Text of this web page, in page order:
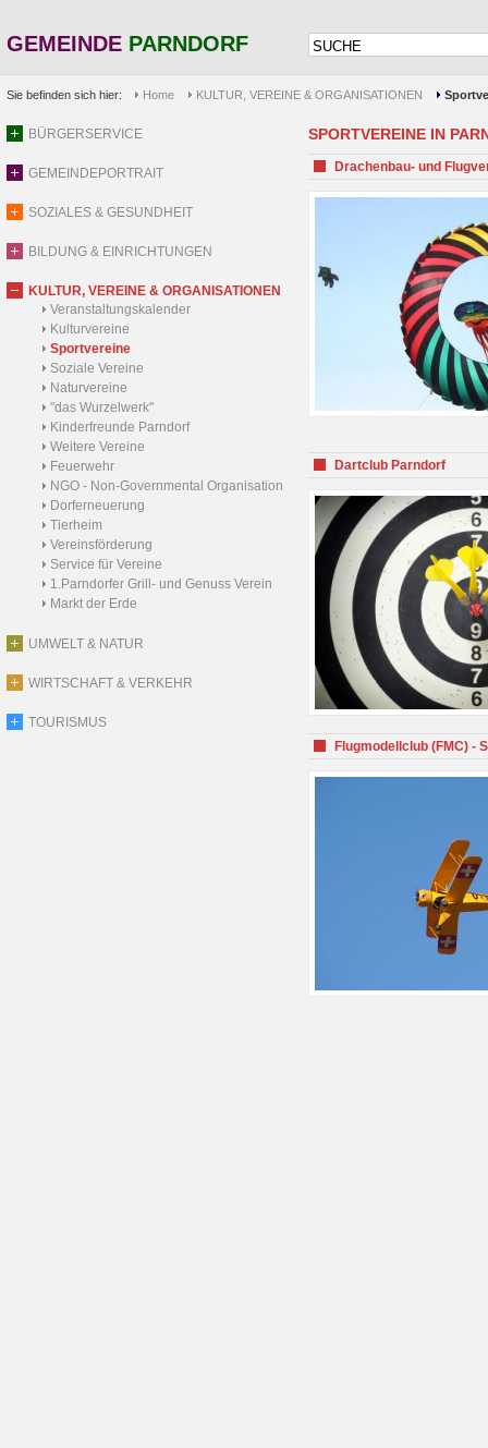
GEMEINDE PARNDORF
Sie befinden sich hier: Home KULTUR, VEREINE & ORGANISATIONEN
BÜRGERSERVICE
GEMEINDEPORTRAIT
SOZIALES & GESUNDHEIT
BILDUNG & EINRICHTUNGEN
KULTUR, VEREINE & ORGANISATIONEN
Veranstaltungskalender
Kulturvereine
Sportvereine
Soziale Vereine
Naturvereine
"das Wurzelwerk"
Kinderfreunde Parndorf
Weitere Vereine
Feuerwehr
NGO - Non-Governmental Organisation
Dorferneuerung
Tierheim
Vereinsförderung
Service für Vereine
1.Parndorfer Grill- und Genuss Verein
Markt der Erde
UMWELT & NATUR
WIRTSCHAFT & VERKEHR
TOURISMUS
SPORTVEREINE IN
Drachenbau- und
Dartclub Parndorf
Flugmodellclub (FMC) -